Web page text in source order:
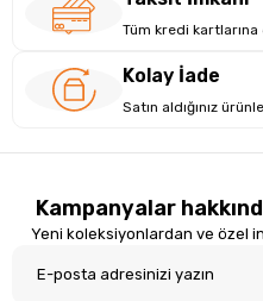
Tüm kredi kartlarına
Kolay İade
Satın aldığınız
Kampanyalar
Yeni koleksiyonlardan ve özel